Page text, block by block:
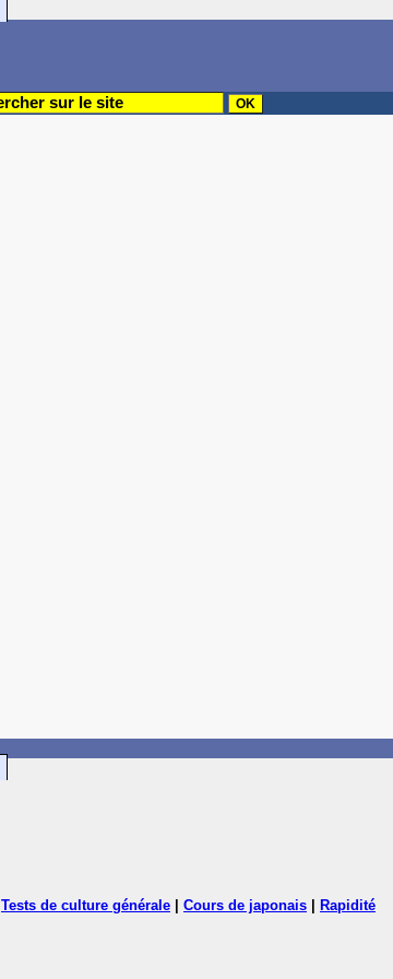
Tests de culture générale Cours de japonais
Rapidité